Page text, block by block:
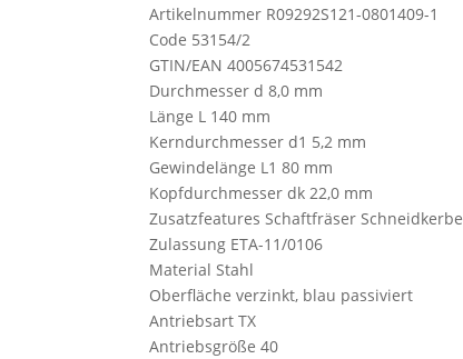
Artikelnummer R09292S121-0801409-1
Code 53154/2
GTIN/EAN 4005674531542
Durchmesser d 8,0 mm
Länge L 140 mm
Kerndurchmesser d1 5,2 mm
Gewindelänge L1 80 mm
Kopfdurchmesser dk 22,0 mm
Zusatzfeatures Schaftfräser Schneidkerbe
Zulassung ETA-11/0106
Material Stahl
Oberfläche verzinkt, blau passiviert
Antriebsart TX
Antriebsgröße 40